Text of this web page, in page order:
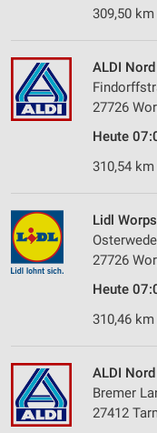
309,50
ALDI
27726
Heute
310,54
Lidl
27726
Heute
310,46
ALDI
Bremer
27412